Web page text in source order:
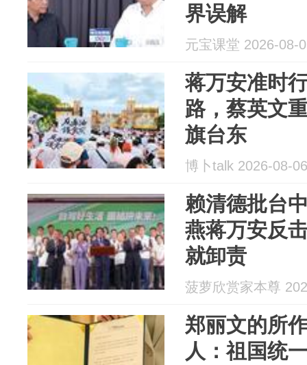
界误解
元宝课堂 2026-08-
蒋万安准时
路，蔡英文
旗台东
博卜talk 2026-08-06
赖清德批台
燕蒋万安反
就卸责
菠萝欣赏家本尊
郑丽文的所
人：祖国统